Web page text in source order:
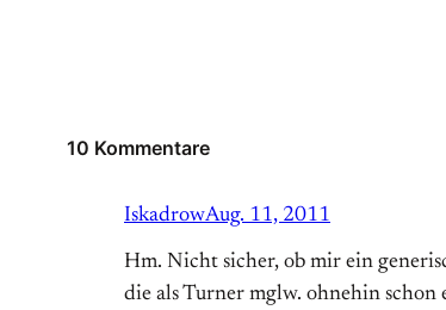
10 Kommentare
IskadrowAug. 11, 2011
Hm. Nicht sicher, ob mir ein
die als Turner mglw. ohnehin schon